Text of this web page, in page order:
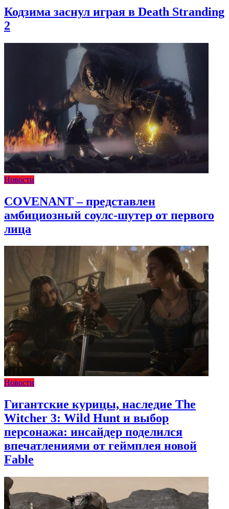
Кодзима заснул играя в Death Stranding
2
Новости
COVENANT – представлен
амбициозный соулс-шутер от первого
лица
Новости
Гигантские курицы, наследие The
Witcher 3: Wild Hunt и выбор
персонажа: инсайдер поделился
впечатлениями от геймплея новой
Fable